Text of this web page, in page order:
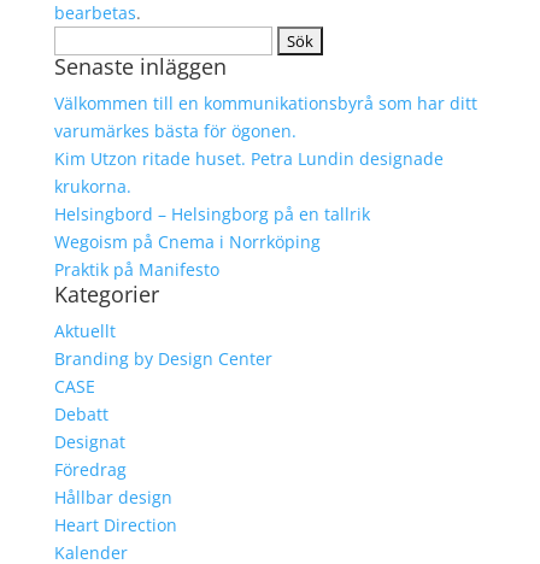
bearbetas.
efter:
Senaste inläggen
Välkommen till en kommunikationsbyrå som har ditt
varumärkes bästa för ögonen.
Kim Utzon ritade huset. Petra Lundin designade
krukorna.
Helsingbord – Helsingborg på en tallrik
Wegoism på Cnema i Norrköping
Praktik på Manifesto
Kategorier
Aktuellt
Branding by Design Center
CASE
Debatt
Designat
Föredrag
Hållbar design
Heart Direction
Kalender